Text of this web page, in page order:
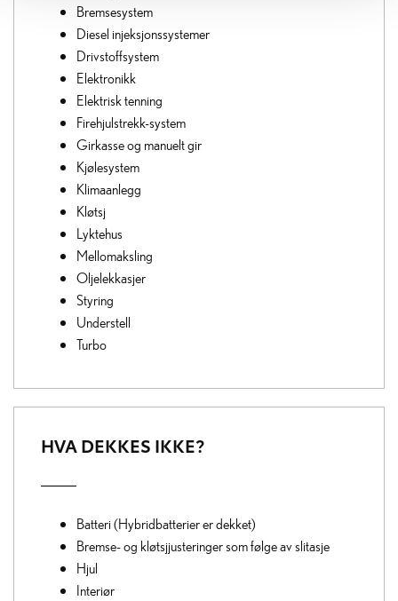
Bremsesystem
Diesel injeksjonssystemer
Drivstoffsystem
Elektronikk
Elektrisk tenning
Firehjulstrekk-system
Girkasse og manuelt gir
Kjølesystem
Klimaanlegg
Kløtsj
Lyktehus
Mellomaksling
Oljelekkasjer
Styring
Understell
Turbo
HVA DEKKES IKKE?
Batteri (Hybridbatterier er dekket)
Bremse- og kløtsjjusteringer som følge av slitasje
Hjul
Interiør